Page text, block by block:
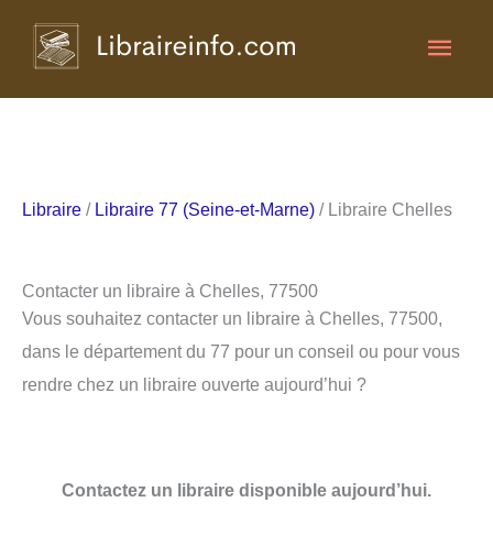
Libraire / Libraire 77 (Seine-et-Marne) / Libraire Chelles
Contacter un libraire à Chelles, 77500
Vous souhaitez contacter un libraire à Chelles, 77500,
dans le département du 77 pour un conseil ou pour vous
rendre chez un libraire ouverte aujourd’hui ?
Contactez un libraire disponible aujourd’hui.